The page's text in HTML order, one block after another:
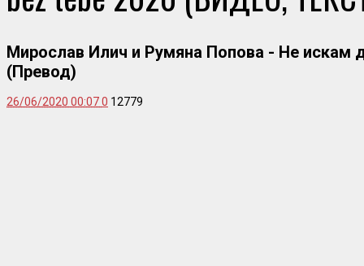
Мирослав Илич и Румяна Попова - Не искам
(Превод)
26/06/2020 00:070 12779